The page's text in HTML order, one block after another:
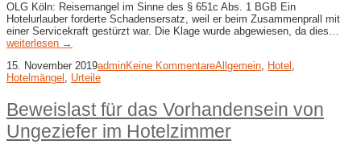
OLG Köln: Reisemangel im Sinne des § 651c Abs. 1 BGB Ein
Hotelurlauber forderte Schadensersatz, weil er beim Zusammenprall mit
einer Servicekraft gestürzt war. Die Klage wurde abgewiesen, da dies…
weiterlesen →
15. November 2019adminKeine KommentareAllgemein, Hotel ,
Hotelmängel , Urteile
Beweislast für das Vorhandensein von
Ungeziefer im Hotelzimmer